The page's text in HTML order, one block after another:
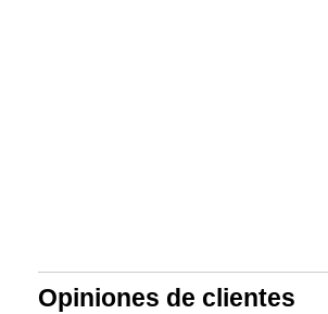
Opiniones de clientes